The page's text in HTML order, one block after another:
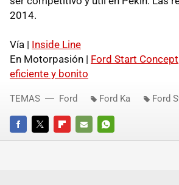
2014.
Vía | Inside Line
En Motorpasión | Ford Start
eficiente y bonito
FACEBOOKTWITTERFLIPBOARD
E-
WHATSAPP
TEMAS Ford Ford Ka Ford